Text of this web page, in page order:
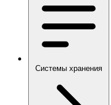
Системы хранения